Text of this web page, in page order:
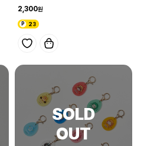
2,300
23